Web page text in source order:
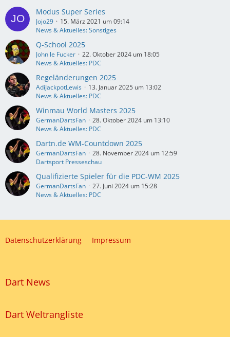
Modus Super Series
Jojo29
15. März 2021 um 09:14
News & Aktuelles: Sonstiges
Q-School 2025
John le Fucker
22. Oktober 2024 um 18:05
News & Aktuelles: PDC
Regeländerungen 2025
AdiJackpotLewis
13. Januar 2025 um 13:02
News & Aktuelles: PDC
Winmau World Masters 2025
GermanDartsFan
28. Oktober 2024 um 13:10
News & Aktuelles: PDC
Dartn.de WM-Countdown 2025
GermanDartsFan
28. November 2024 um 12:59
Dartsport Presseschau
Qualifizierte Spieler für die PDC-WM 2025
GermanDartsFan
27. Juni 2024 um 15:28
News & Aktuelles: PDC
Datenschutzerklärung Impressum
Dart News
Dart Weltrangliste